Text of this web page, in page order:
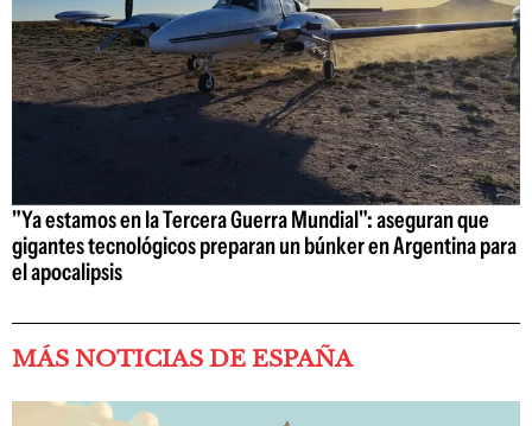
"Ya estamos en la Tercera Guerra Mundial": aseguran que
gigantes tecnológicos preparan un búnker en Argentina para
el apocalipsis
MÁS NOTICIAS DE ESPAÑA